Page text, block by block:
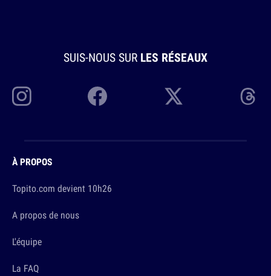
SUIS-NOUS SUR LES RÉSEAUX
À PROPOS
Topito.com devient 10h26
A propos de nous
L'équipe
La FAQ